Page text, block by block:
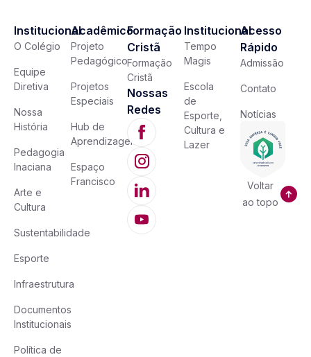
Institucional
O Colégio
Equipe
Diretiva
Nossa
História
Pedagogia
Inaciana
Arte e
Cultura
Sustentabilidade
Esporte
Infraestrutura
Documentos
Institucionais
Política de
Acadêmico
Projeto
Pedagógico
Projetos
Especiais
Hub de
Aprendizagem
Espaço
Francisco
Formação
Cristã
Formação
Cristã
Nossas
Redes
Institucional
Tempo
Magis
Escola
de
Esporte,
Cultura e
Lazer
Acesso
Rápido
Admissão
Contato
Notícias
Voltar
ao topo